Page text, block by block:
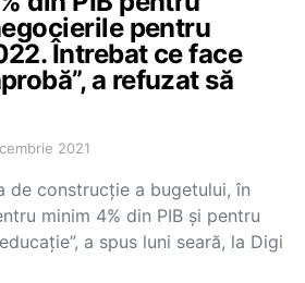
pentru
Întrebat ce face
a refuzat să
2021
de construcție a bugetului, în
minim 4% din PIB și pentru
a spus luni seară, la Digi